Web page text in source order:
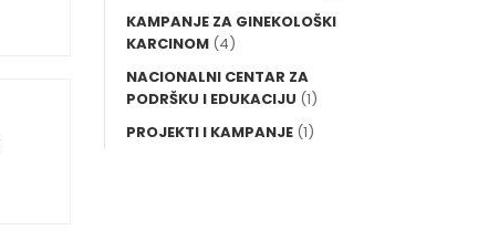
KAMPANJE ZA GINEKOLOŠKI
KARCINOM (4)
NACIONALNI CENTAR ZA
PODRŠKU I EDUKACIJU (1)
PROJEKTI I KAMPANJE (1)